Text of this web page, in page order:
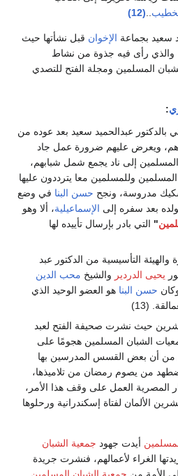
(12)
سعيد بجماعة الإخوان قبل نشأتها حيث
والذي رأى فيه جذوة من نشاط
المسلمين ومجلة الفتح للتصدي
:
بالدكتور عبدالحميد سعيد بعد عوده من
ويعرض عليهم ضرورة عمل جاد
إلى ناد يجمع شمل شبابهم،
المسلمين وللمسلمين معا يترددون عليها
مدروسة، ونجح حسن البنا في وضع
بعد سفره إلى الإسماعيلية، ألا وهو
" التي بادر بإرسال تأييده لها
التأسيسية من الدكتور عبد
يحيى الدردير والشيخ محب الدين
حسن البنا هو العضو الوحيد الذي
(13)
حيث نشرت صحيفة الفتح لعبد
الشبان المسلمين هجومًا على
من أن بعض القسس المدرسين بها
من يصوم رمضان من تلاميذها،
المصرية العمل على وقف هذا الأمر،
الألمان لفتاة إسكندرانية ورحلوها
أيدت جهود جمعية الشبان
الغراء لأعمالهم، فنشرت جريدة
الأمة من جمعية الشبان المسلمين